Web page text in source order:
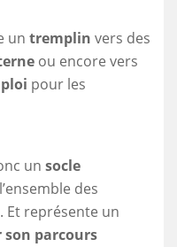
un tremplin vers des
ou encore vers
pour les
un socle
des
Et représente un
son parcours